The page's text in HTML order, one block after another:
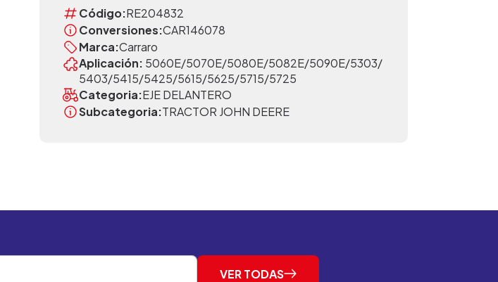
Código:RE204832
Conversiones:CAR146078
Marca:Carraro
Aplicación: 5060E/5070E/5080E/5082E/5090E/5303/
5403/5415/5425/5615/5625/5715/5725
Categoria:EJE DELANTERO
Subcategoria:TRACTOR JOHN DEERE
VER TODAS